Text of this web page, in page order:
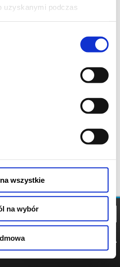
uzyskanymi podczas
wszystkie
na wybór
POLITYKA